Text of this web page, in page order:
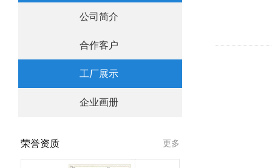
公司简介
合作客户
工厂展示
企业画册
更多
荣誉资质